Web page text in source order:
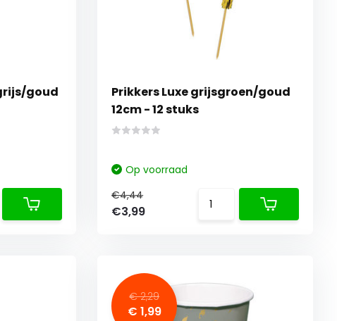
goud
Prikkers Luxe grijsgroen/goud
12cm - 12 stuks
Op voorraad
€4,44
€3,99
€ 2,29
€ 1,99